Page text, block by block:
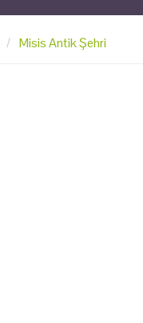
Misis Antik Şehri